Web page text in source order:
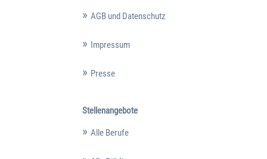
AGB und Datenschutz
Impressum
Presse
Stellenangebote
Alle Berufe